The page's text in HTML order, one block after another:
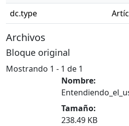
dc.type
Archivos
Bloque original
Mostrando 1 - 1 de 1
Nombre:
Tamaño:
238.49 KB